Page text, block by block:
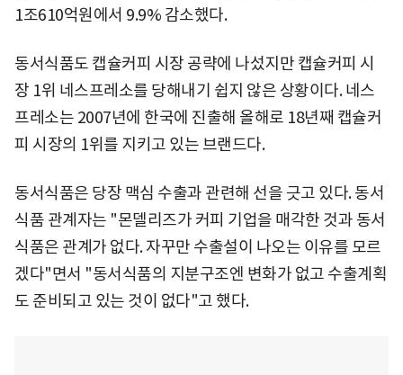
1조610억원에서 9.9% 감소했다.
동서식품도 캡슐커피 시장 공략에 나섰지만 캡슐커피 시
장 1위 네스프레소를 당해내기 쉽지 않은 상황이다. 네스
프레소는 2007년에 한국에 진출해 올해로 18년째 캡슐커
피 시장의 1위를 지키고 있는 브랜드다.
동서식품은 당장 맥심 수출과 관련해 선을 긋고 있다. 동서
식품 관계자는 "몬델리즈가 커피 기업을 매각한 것과 동서
식품은 관계가 없다. 자꾸만 수출설이 나오는 이유를 모르
겠다"면서 "동서식품의 지분구조엔 변화가 없고 수출계획
도 준비되고 있는 것이 없다"고 했다.